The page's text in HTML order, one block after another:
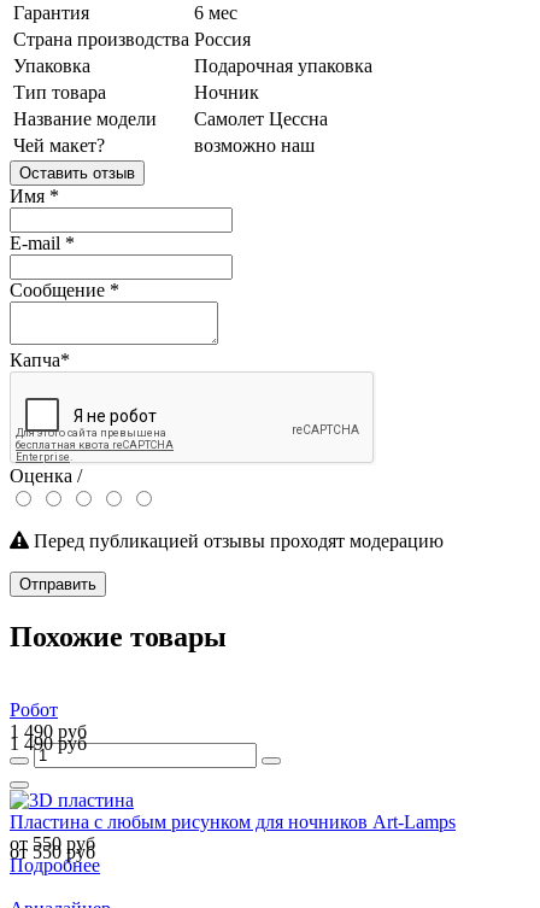
Гарантия
6 мес
Страна производства Россия
Упаковка
Подарочная упаковка
Тип товара
Ночник
Название модели
Самолет Цессна
Чей макет?
возможно наш
Оставить отзыв
Имя *
E-mail *
Сообщение *
Капча*
Оценка /
Перед публикацией отзывы проходят модерацию
Отправить
Похожие товары
Робот
1 490 руб
1 490 руб
Пластина с любым рисунком для ночников Art-Lamps
от 550 руб
от 550 руб
Подробнее